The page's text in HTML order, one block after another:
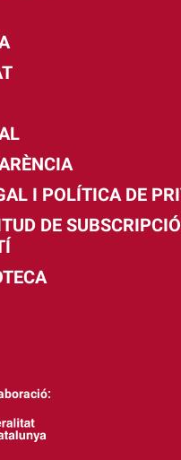
I POLÍTICA DE
DE